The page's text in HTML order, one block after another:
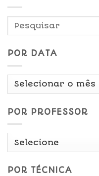
POR DATA
Por
POR PROFESSOR
POR TÉCNICA